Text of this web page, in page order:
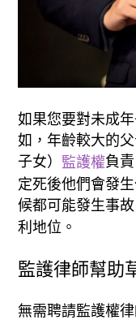
如果您要對未成
如，年齡較大的
子女） 監護權負
定死後他們會發
候都可能發生事
利地位。
監護律師幫助
無需聘請監護權